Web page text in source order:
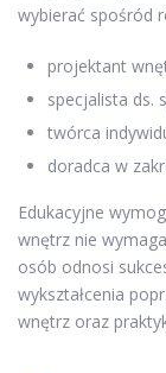
wybierać spośród
projektant
specjalista ds.
twórca
doradca w
Edukacyjne
wnętrz nie
osób odnosi
wykształcenia
wnętrz oraz